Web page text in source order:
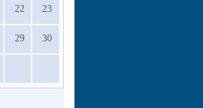
22 23
29 30